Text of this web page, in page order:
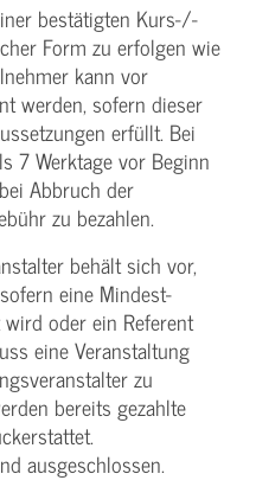
bestätigten Kurs-/­
Form zu erfolgen wie
kann vor
werden, sofern dieser
erfüllt. Bei
7 Werktage vor Beginn
Abbruch der
zu bezahlen.
behält sich vor,
eine Mindest­
oder ein Referent
eine Veranstaltung
zu
bereits gezahlte
ausgeschlossen.